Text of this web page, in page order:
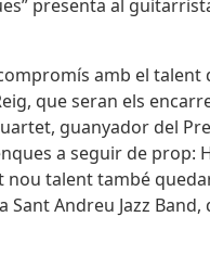
presenta al
amb el talent
que seran els
guanyador del
a seguir de prop:
nou talent també
Andreu Jazz Band,